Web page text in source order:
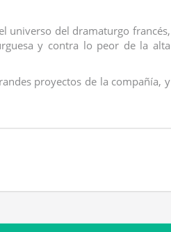
universo del dramaturgo francés,
y contra lo peor de la alta
proyectos de la compañía, y